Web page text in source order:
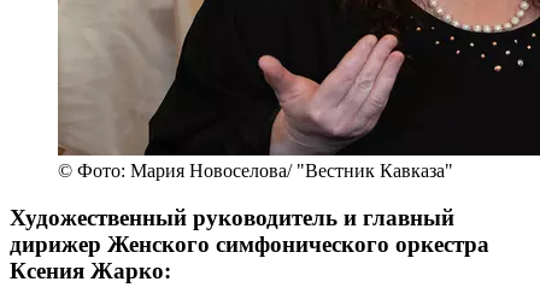
© Фото: Мария Новоселова/ "Вестник Кавказа"
Художественный руководитель и главный
дирижер Женского симфонического оркестра
Ксения Жарко: